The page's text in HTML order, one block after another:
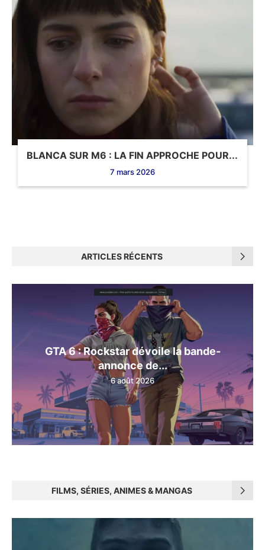
BLANCA SUR M6 : LA FIN APPROCHE POUR...
7 mars 2026
ARTICLES RÉCENTS
GTA 6 : Rockstar dévoile la bande-
annonce de...
6 août 2026
FILMS, SÉRIES, ANIMES & MANGAS